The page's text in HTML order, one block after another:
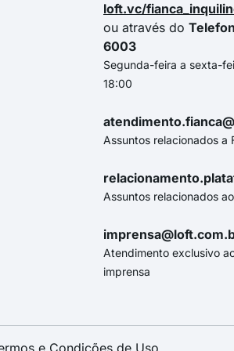
loft.vc/
ou através do
6003
Segunda-feira a sexta-
18:00
Assuntos relacionados a
Assuntos relacionados
Atendimento exclusivo
imprensa
e Condições de Uso